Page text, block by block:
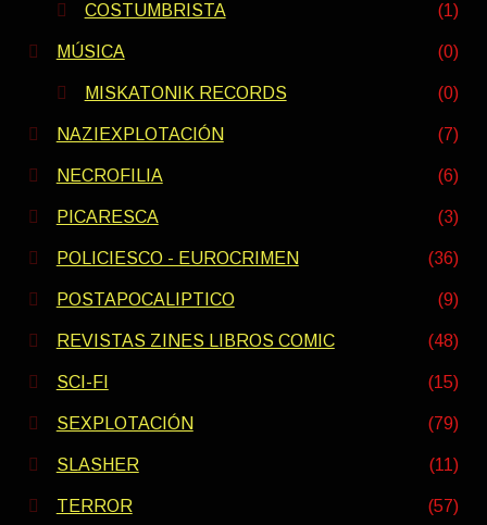
COSTUMBRISTA (1)
MÚSICA (0)
MISKATONIK RECORDS (0)
NAZIEXPLOTACIÓN (7)
NECROFILIA (6)
PICARESCA (3)
POLICIESCO - EUROCRIMEN (36)
POSTAPOCALIPTICO (9)
REVISTAS ZINES LIBROS COMIC (48)
SCI-FI (15)
SEXPLOTACIÓN (79)
SLASHER (11)
TERROR (57)